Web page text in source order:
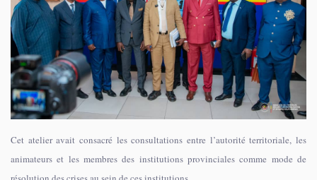
Cet atelier avait consacré les consultations entre l’autorité territoriale, les
animateurs et les membres des institutions provinciales comme mode de